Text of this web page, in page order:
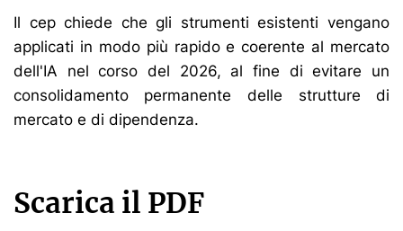
Il cep chiede che gli strumenti esistenti vengano
applicati in modo più rapido e coerente al mercato
dell'IA nel corso del 2026, al fine di evitare un
consolidamento permanente delle strutture di
mercato e di dipendenza.
Scarica il PDF